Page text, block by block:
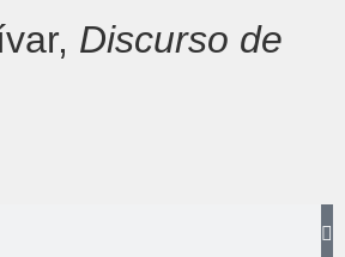
Discurso de